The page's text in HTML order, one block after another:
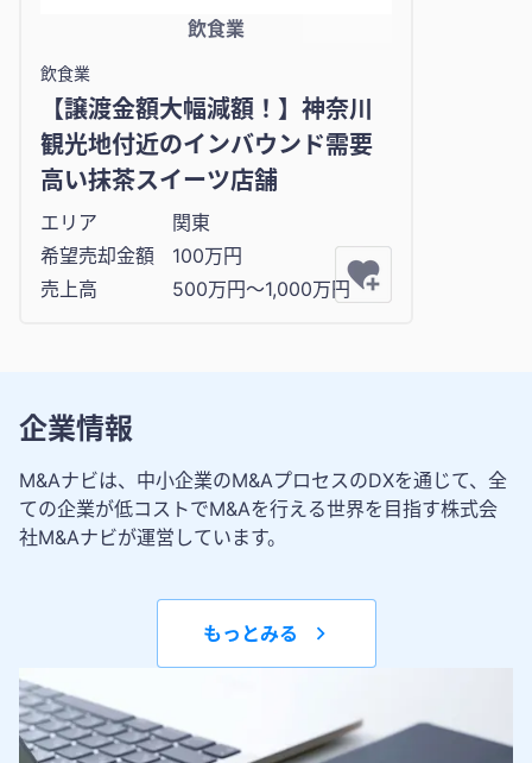
飲食業
飲食業
【譲渡金額大幅減額！】神奈川
観光地付近のインバウンド需要
高い抹茶スイーツ店舗
エリア
関東
希望売却金額
100万円
売上高
500万円〜1,000万円
企業情報
M&Aナビは、中小企業のM&AプロセスのDXを通じて、全
ての企業が低コストでM&Aを行える世界を目指す株式会
社M&Aナビが運営しています。
もっとみる